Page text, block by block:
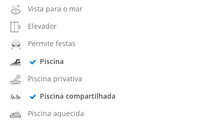
Vista para o mar
Elevador
Permite festas
Piscina
Piscina privativa
Piscina compartilhada
Piscina aquecida